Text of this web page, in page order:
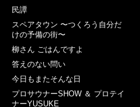
民譚
スペアタウン 〜つくろう自分だ
けの予備の街〜
柳さん ごはんですよ
答えのない問い
今日もまたそんな日
プロサウナーSHOW ＆ プロテイ
ナーYUSUKE